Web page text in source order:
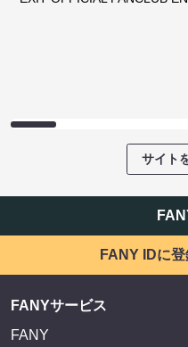
サイト
FANY IDに
FANYサービス
FANY